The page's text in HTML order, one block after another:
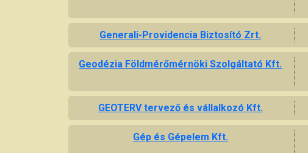
Generali-Providencia Biztosító Zrt.
Geodézia Földmérőmérnöki Szolgáltató Kft.
GEOTERV tervező és vállalkozó Kft.
Gép és Gépelem Kft.